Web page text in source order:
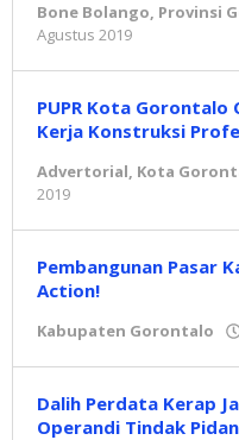
Bone Bolango, Provinsi
Agustus 2019
PUPR Kota Gorontalo
Kerja Konstruksi
Advertorial, Kota
2019
Pembangunan Pasar
Action!
Kabupaten Gorontalo
Dalih Perdata Kerap
Operandi Tindak